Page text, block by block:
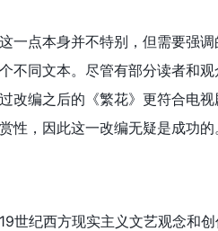
一点本身并不特别，但需要强
不同文本。尽管有部分读者和
改编之后的《繁花》更符合电
性，因此这一改编无疑是成功的
世纪西方现实主义文艺观念和